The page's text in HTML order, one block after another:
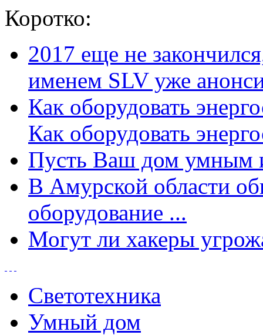
Коротко:
2017 еще не
именем SLV уже
Как оборудовать
Как оборудовать
Пусть Ваш дом умным
В Амурской области
оборудование ...
Могут ли хакеры
Светотехника
Умный дом